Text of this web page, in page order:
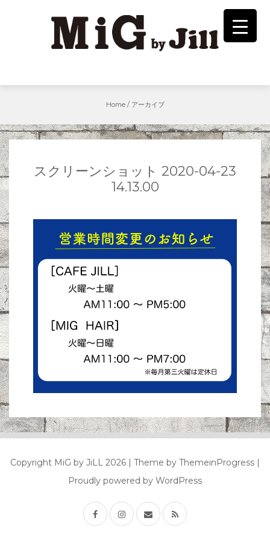
Home/ アーカイブ
スクリーンショット 2020-04-23
14.13.00
Copyright MiG by JiLL 2026 | Theme by ThemeinProgress |
Proudly powered by WordPress